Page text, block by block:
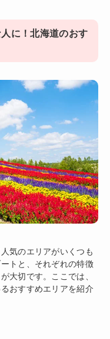
に！北海道のおす
気のエリアがいくつも
トと、それぞれの特徴
大切です。ここでは、
おすすめエリアを紹介